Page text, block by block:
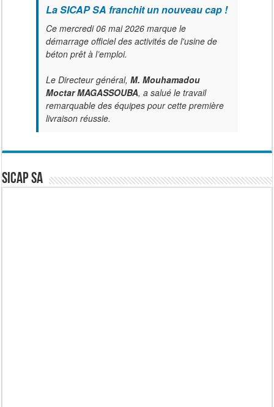
La SICAP SA franchit un nouveau cap !
Ce mercredi 06 mai 2026 marque le
démarrage officiel des activités de l'usine de
béton prêt à l’emploi.
Le Directeur général, M. Mouhamadou
Moctar MAGASSOUBA, a salué le travail
remarquable des équipes pour cette première
livraison réussie.
SICAP SA